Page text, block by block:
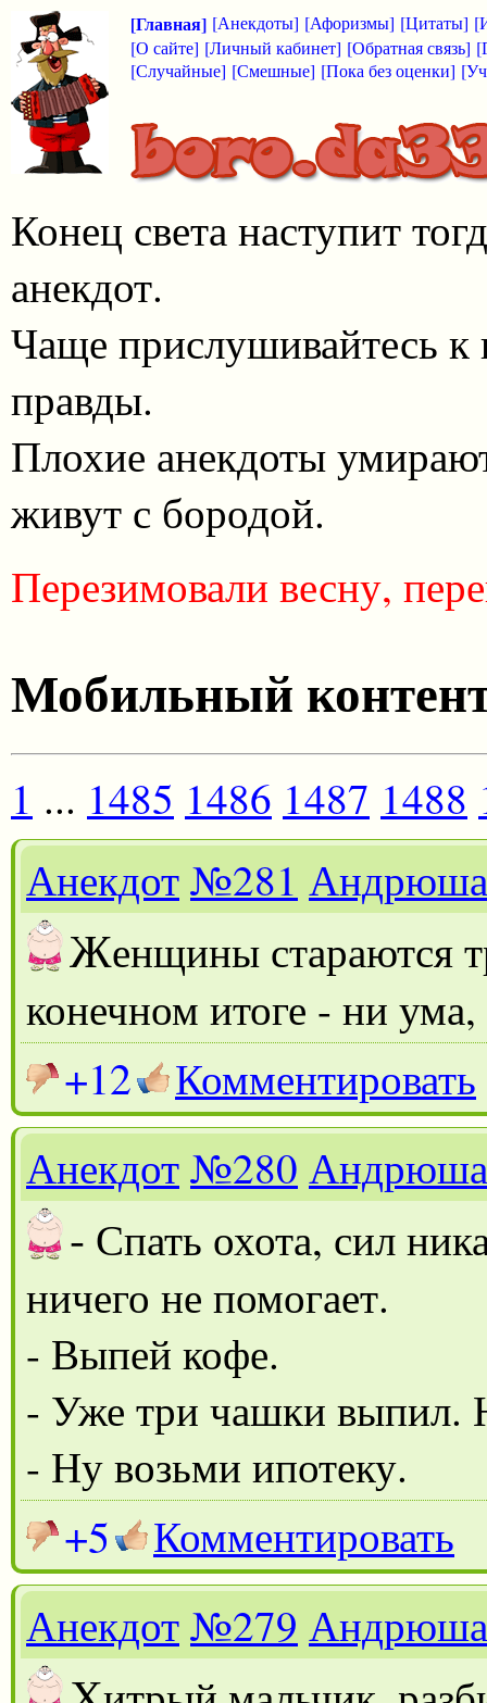
[Главная] [Анекдоты] [Афоризмы] [Цитаты]
[О сайте] [Личный кабинет] [Обратная связь]
[Случайные] [Смешные] [Пока без оценки]
Конец света наступит
анекдот.
Чаще прислушивайтесь
правды.
Плохие анекдоты
живут с бородой.
Перезимовали весну,
Мобильный
1 ... 1485 1486 1487 1488
Анекдот№281 Андрюша
Женщины стараются
конечном итоге - ни
+12
Комментировать
Анекдот№280 Андрюша
- Спать охота, сил
ничего не помогает.
- Выпей кофе.
- Уже три чашки выпил.
- Ну возьми ипотеку.
+5
Комментировать
Анекдот№279 Андрюша